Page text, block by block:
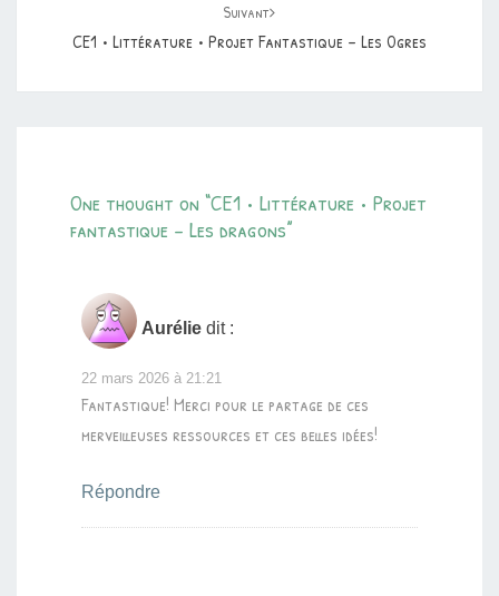
Suivant
CE1 • Littérature • Projet Fantastique – Les Ogres
One thought on “CE1 • Littérature • Projet
fantastique – Les dragons”
Aurélie dit :
22 mars 2026 à 21:21
Fantastique! Merci pour le partage de ces
merveilleuses ressources et ces belles idées!
Répondre